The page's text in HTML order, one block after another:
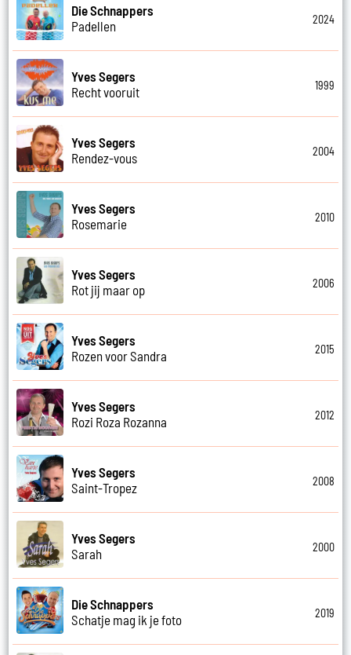
Die Schnappers
Padellen
2024
Yves Segers
Recht vooruit
1999
Yves Segers
Rendez-vous
2004
Yves Segers
Rosemarie
2010
Yves Segers
Rot jij maar op
2006
Yves Segers
Rozen voor Sandra
2015
Yves Segers
Rozi Roza Rozanna
2012
Yves Segers
Saint-Tropez
2008
Yves Segers
Sarah
2000
Die Schnappers
Schatje mag ik je foto
2019